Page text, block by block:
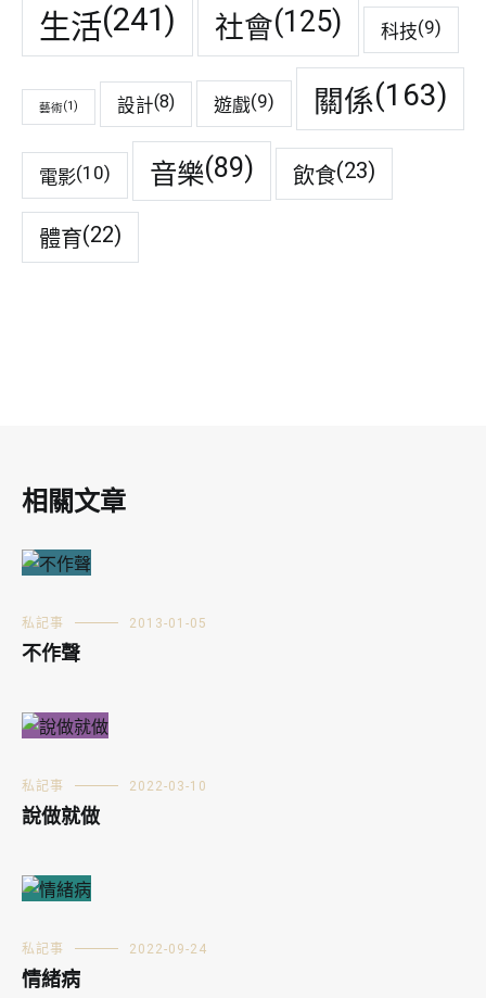
生活(241) 社會(125) 科技(9)
藝術(1) 設計(8) 遊戲(9) 關係(163)
電影(10) 音樂(89) 飲食(23)
體育(22)
相關文章
私記事 2013-01-05
不作聲
私記事 2022-03-10
說做就做
私記事 2022-09-24
情緒病